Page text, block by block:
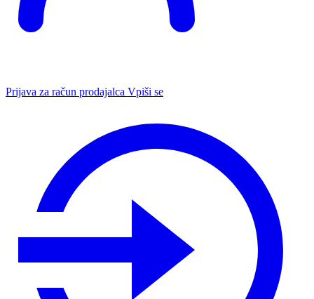
Prijava za račun prodajalca Vpiši se